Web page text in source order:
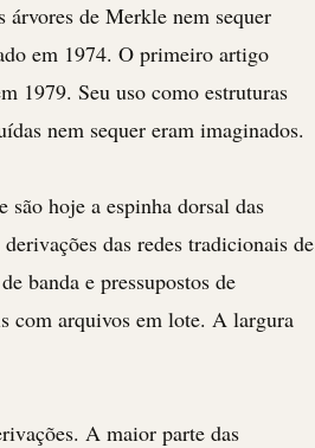
árvores de Merkle nem sequer
em 1974. O primeiro artigo
1979. Seu uso como estruturas
nem sequer eram imaginados.
hoje a espinha dorsal das
das redes tradicionais de
banda e pressupostos de
com arquivos em lote. A largura
A maior parte das